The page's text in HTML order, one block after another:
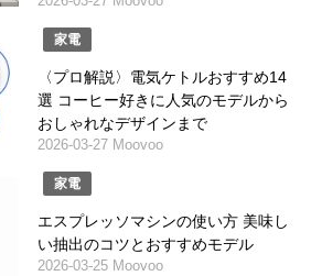
家電
〈プロ解説〉電気ケトルおすすめ14
選 コーヒー好きに人気のモデルから
おしゃれなデザインまで
2026-03-27 Moovoo
家電
エスプレッソマシンの使い方 美味し
い抽出のコツとおすすめモデル
2026-03-25 Moovoo